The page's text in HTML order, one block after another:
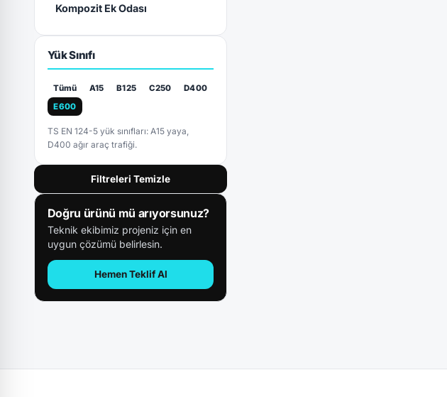
Kompozit Ek Odası
Yük Sınıfı
Tümü A15 B125 C250
D400
E600
TS EN 124-5 yük sınıfları: A15 yaya,
D400 ağır araç trafiği.
Filtreleri Temizle
Doğru ürünü mü arıyorsunuz?
Teknik ekibimiz projeniz için en
uygun çözümü belirlesin.
Hemen Teklif Al